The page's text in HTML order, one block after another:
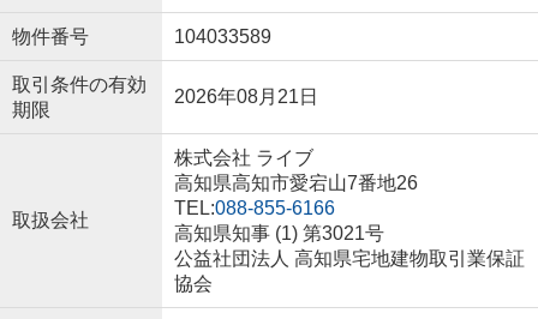
物件番号 104033589
取引条件の有効
期限
2026年08月21日
取扱会社
株式会社 ライブ
高知県高知市愛宕山7番地26
TEL:088-855-6166
高知県知事 (1) 第3021号
公益社団法人 高知県宅地建物取引業保証
協会